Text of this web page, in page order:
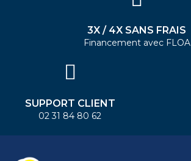
3X / 4X SANS FRAIS
Financement avec FLOA
SUPPORT CLIENT
02 31 84 80 62